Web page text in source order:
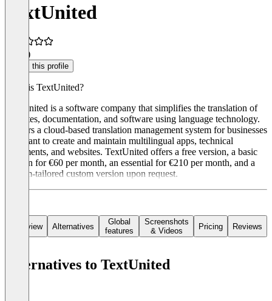
TextUnited
(1)
Claim this profile
What is TextUnited?
TextUnited is a software company that simplifies the translation of
websites, documentation, and software using language technology.
It offers a cloud-based translation management system for businesses
that want to create and maintain multilingual apps, technical
documents, and websites. TextUnited offers a free version, a basic
version for €60 per month, an essential for €210 per month, and a
custom-tailored custom version upon request.
Overview Alternatives
Global
features
Screenshots
& Videos
Pricing Reviews
Alternatives to TextUnited